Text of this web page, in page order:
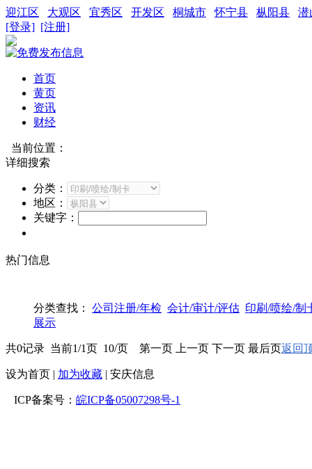
迎江区 大观区 宜秀区 开发区 桐城市 怀宁县 枞阳县
潜
[登录] [注册]
首页
黄页
资讯
财经
当前位置：
详细搜索
分类：
地区：
关键字：
热门信息
分类查找： 公司注册/年检 会计/审计/评估 印刷/喷绘/制
展示
返回
共0记录 当前1/1页 10/页 第一页 上一页 下一页 最后页
设为首页 | 加为收藏 | 安庆信息
ICP备案号： 皖ICP备05007298号-1